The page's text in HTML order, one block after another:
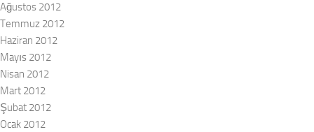
Ağustos 2012
Temmuz 2012
Haziran 2012
Mayıs 2012
Nisan 2012
Mart 2012
Şubat 2012
Ocak 2012